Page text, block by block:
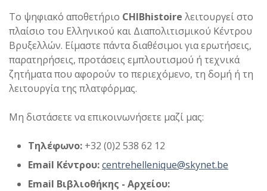
Το ψηφιακό αποθετήριο CHIBhistoire λειτουργεί στο
πλαίσιο του Ελληνικού και Διαπολιτισμικού Κέντρου
Βρυξελλών. Είμαστε πάντα διαθέσιμοι για ερωτήσεις,
παρατηρήσεις, προτάσεις εμπλουτισμού ή τεχνικά
ζητήματα που αφορούν το περιεχόμενο, τη δομή ή τη
λειτουργία της πλατφόρμας.
Μη διστάσετε να επικοινωνήσετε μαζί μας:
Τηλέφωνο: +32 (0)2 538 62 12
Email Κέντρου:centrehellenique@skynet.be
Email Βιβλιοθήκης - Αρχείου: